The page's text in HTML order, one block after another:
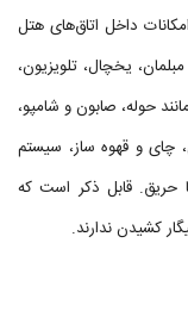
داخل اتاق‌های هتل
یخچال، تلویزیون،
حوله، صابون و شامپو،
چای و قهوه ساز، سیستم
حریق. قابل ذکر است که
کشیدن ندارند.